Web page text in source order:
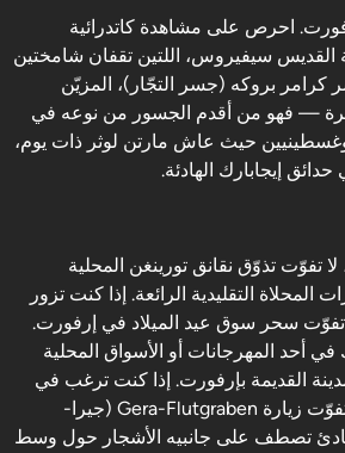
احرص على مشاهدة كاتدرائية
القديس سيفيروس، اللتين تقفان شامختين
كرامر بروكه (جسر التجّار)، المزيّن
— فهو من أقدم الجسور من نوعه في
حيث عاش مارتن لوثر ذات يوم،
إيجابارك الهادئة.
تفوّت تذوّق نقانق تورينغن المحلية
التقليدية الرائعة. إذا كنت تزور
تفوّت سحر سوق عيد الميلاد في إرفورت.
المهرجانات أو الأسواق المحلية
القديمة بإرفورت. إذا كنت ترغب في
الاستمتاع بالطبيعة، فلا تفوّت زيارة Gera-Flutgraben (جيرا-
تصطف على جانبيه الأشجار حول وسط